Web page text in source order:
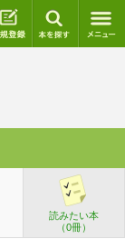
グイン 新規登録
読みたい本
（0冊）